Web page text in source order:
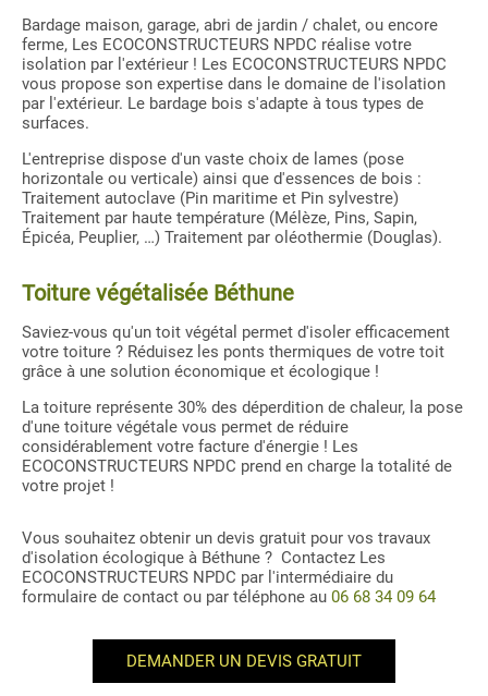
Bardage maison, garage, abri de jardin / chalet, ou encore
ferme, Les ECOCONSTRUCTEURS NPDC réalise votre
isolation par l'extérieur ! Les ECOCONSTRUCTEURS NPDC
vous propose son expertise dans le domaine de l'isolation
par l'extérieur. Le bardage bois s'adapte à tous types de
surfaces.
L'entreprise dispose d'un vaste choix de lames (pose
horizontale ou verticale) ainsi que d'essences de bois :
Traitement autoclave (Pin maritime et Pin sylvestre)
Traitement par haute température (Mélèze, Pins, Sapin,
Épicéa, Peuplier, …) Traitement par oléothermie (Douglas).
Toiture végétalisée Béthune
Saviez-vous qu'un toit végétal permet d'isoler efficacement
votre toiture ? Réduisez les ponts thermiques de votre toit
grâce à une solution économique et écologique !
La toiture représente 30% des déperdition de chaleur, la pose
d'une toiture végétale vous permet de réduire
considérablement votre facture d'énergie ! Les
ECOCONSTRUCTEURS NPDC prend en charge la totalité de
votre projet !
Vous souhaitez obtenir un devis gratuit pour vos travaux
d'isolation écologique à Béthune ? Contactez Les
ECOCONSTRUCTEURS NPDC par l'intermédiaire du
formulaire de contact ou par téléphone au 06 68 34 09 64
DEMANDER UN DEVIS GRATUIT